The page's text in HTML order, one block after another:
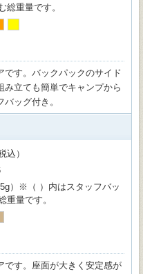
総重量です。
です。バックパックのサイド
立ても簡単でキャンプから
ッグ付き。
込）
）※（ ）内はスタッフバッ
重量です。
です。座面が大きく安定感が